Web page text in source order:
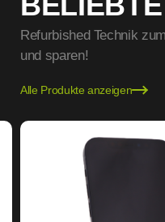
Refurbished Technik
und sparen!
Alle Produkte anzeigen